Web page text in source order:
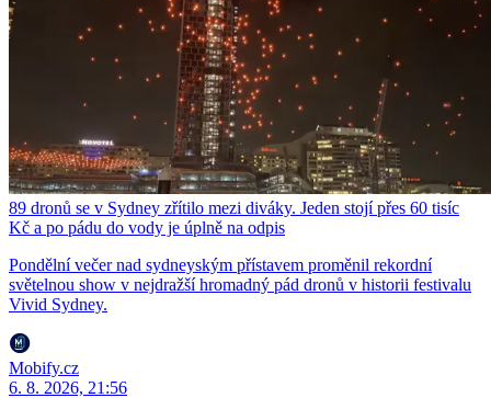
89 dronů se v Sydney zřítilo mezi diváky. Jeden stojí přes 60 tisíc
Kč a po pádu do vody je úplně na odpis
Pondělní večer nad sydneyským přístavem proměnil rekordní
světelnou show v nejdražší hromadný pád dronů v historii festivalu
Vivid Sydney.
Mobify.cz
6. 8. 2026, 21:56